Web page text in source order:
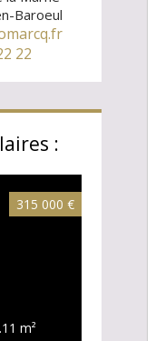
Baroeul
22
:
315 000 €
m²